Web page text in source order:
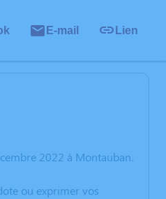
E-mail Lien
2022 à Montauban.
ou exprimer vos